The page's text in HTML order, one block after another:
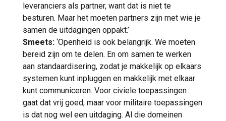
leveranciers als partner, want dat is niet te
besturen. Maar het moeten partners zijn met wie je
samen de uitdagingen oppakt.’
Smeets: ‘Openheid is ook belangrijk. We moeten
bereid zijn om te delen. En om samen te werken
aan standaardisering, zodat je makkelijk op elkaars
systemen kunt inpluggen en makkelijk met elkaar
kunt communiceren. Voor civiele toepassingen
gaat dat vrij goed, maar voor militaire toepassingen
is dat nog wel een uitdaging. Al die domeinen